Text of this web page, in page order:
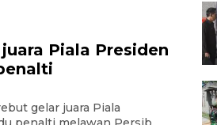
Piala Presiden
gelar juara Piala